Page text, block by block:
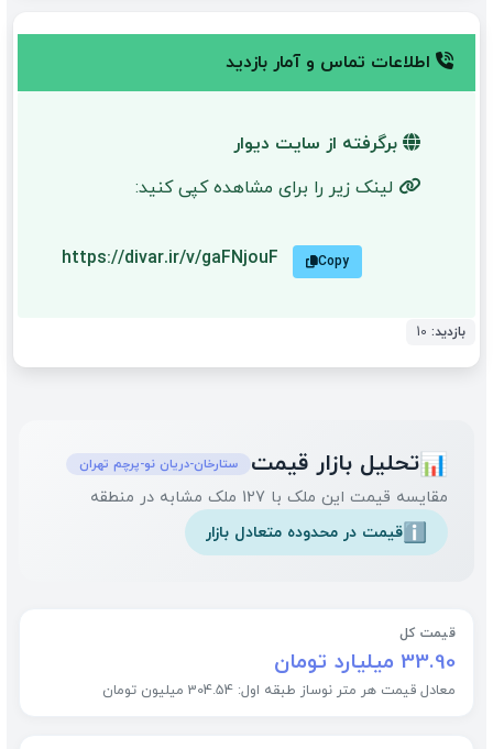
اطلاعات تماس و آمار بازدید
برگرفته از سایت دیوار
لینک زیر را برای مشاهده کپی کنید:
https://divar.ir/v/gaFNjouF Copy
بازدید: 10
📊تحلیل بازار قیمت ستارخان-دریان نو-پرچم تهران
مقایسه قیمت این ملک با 127 ملک مشابه در منطقه
ℹ️قیمت در محدوده متعادل بازار
قیمت کل
33.90 میلیارد تومان
معادل قیمت هر متر نوساز طبقه اول: 304.54 میلیون تومان